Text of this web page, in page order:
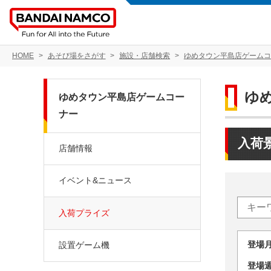
HOME あそび場をさがす 施設・店舗検索 ゆめタウン平島店ゲーム
ゆ
入荷
登
登
ゆめタウン平島店ゲームコー
ナー
店舗情報
イベント&ニュース
入荷プライズ
設置ゲーム機